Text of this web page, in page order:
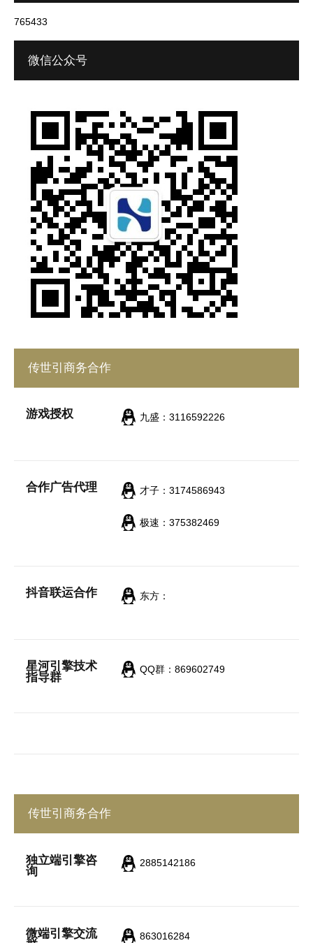
765433
微信公众号
传世引商务合作
游戏授权 九盛：3116592226
合作广告代理 才子：3174586943
极速：375382469
抖音联运合作 东方：
星河引擎技术
指导群
QQ群：869602749
传世引商务合作
独立端引擎咨
询
2885142186
微端引擎交流
863016284